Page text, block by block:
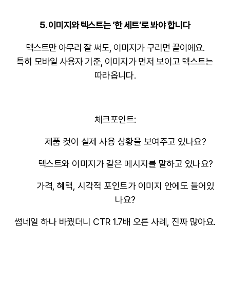
5.이미지와 텍스트는 ‘한 세트’로 봐야 합니다
텍스트만 아무리 잘 써도, 이미지가 구리면 끝이에요.
특히 모바일 사용자 기준, 이미지가 먼저 보이고 텍스트는
따라옵니다.
체크포인트:
제품 컷이 실제 사용 상황을 보여주고 있나요?
텍스트와 이미지가 같은 메시지를 말하고 있나요?
가격, 혜택, 시각적 포인트가 이미지 안에도 들어있
나요?
썸네일 하나 바꿨더니 CTR 1.7배 오른 사례, 진짜 많아요.